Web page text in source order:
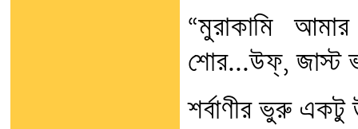
“মুরাকামি
শোর...উফ্, জাস্ট
শর্বাণীর ভুরু একটু